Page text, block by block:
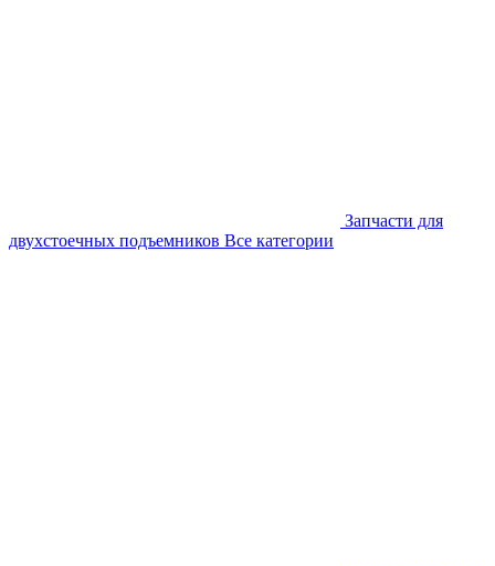
Запчасти для
двухстоечных подъемников Все категории